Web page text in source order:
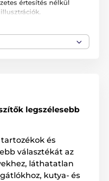
értesítés nélkül
kategóriákba sorolt
legszélesebb
és
választékát az
láthatatlan
kutya- és